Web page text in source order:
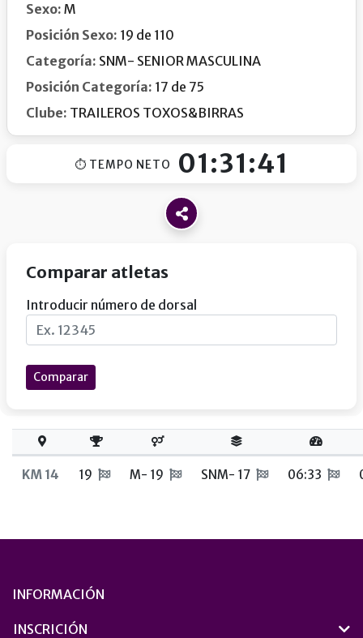
Sexo: M
Posición Sexo: 19 de 110
Categoría: SNM- SENIOR MASCULINA
Posición Categoría: 17 de 75
Clube: TRAILEROS TOXOS&BIRRAS
⏱ TEMPO NETO 01:31:41
Comparar atletas
Introducir número de dorsal
Comparar
KM 14 19 M- 19 SNM- 17 06:33
INFORMACIÓN
INSCRICIÓN